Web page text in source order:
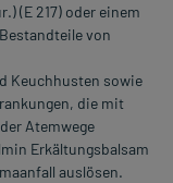
(E 217) oder einem
von
Keuchhusten sowie
die mit
Atemwege
Erkältungsbalsam
auslösen.